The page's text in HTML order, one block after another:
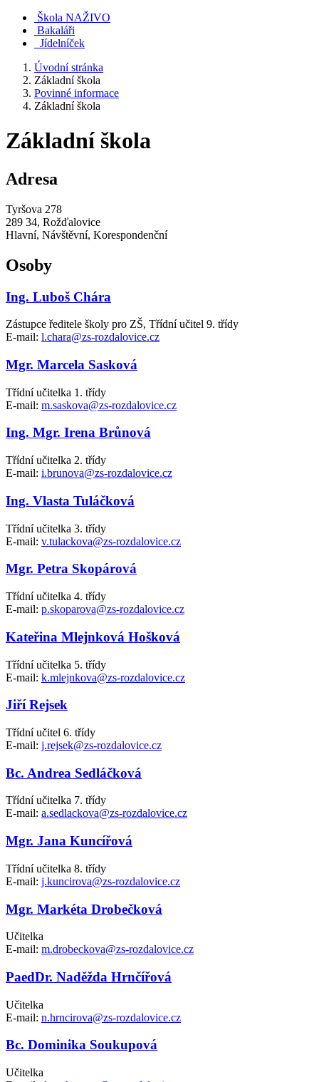
Škola NAŽIVO
Bakaláři
Jídelníček
Úvodní stránka
Základní škola
Povinné informace
Základní škola
Základní škola
Adresa
Tyršova 278
289 34, Rožďalovice
Hlavní, Návštěvní, Korespondenční
Osoby
Ing. Luboš Chára
Zástupce ředitele školy pro ZŠ, Třídní učitel 9. třídy
E-mail: l.chara@zs-rozdalovice.cz
Mgr. Marcela Sasková
Třídní učitelka 1. třídy
E-mail: m.saskova@zs-rozdalovice.cz
Ing. Mgr. Irena Brůnová
Třídní učitelka 2. třídy
E-mail: i.brunova@zs-rozdalovice.cz
Ing. Vlasta Tuláčková
Třídní učitelka 3. třídy
E-mail: v.tulackova@zs-rozdalovice.cz
Mgr. Petra Skopárová
Třídní učitelka 4. třídy
E-mail: p.skoparova@zs-rozdalovice.cz
Kateřina Mlejnková Hošková
Třídní učitelka 5. třídy
E-mail: k.mlejnkova@zs-rozdalovice.cz
Jiří Rejsek
Třídní učitel 6. třídy
E-mail: j.rejsek@zs-rozdalovice.cz
Bc. Andrea Sedláčková
Třídní učitelka 7. třídy
E-mail: a.sedlackova@zs-rozdalovice.cz
Mgr. Jana Kuncířová
Třídní učitelka 8. třídy
E-mail: j.kuncirova@zs-rozdalovice.cz
Mgr. Markéta Drobečková
Učitelka
E-mail: m.drobeckova@zs-rozdalovice.cz
PaedDr. Naděžda Hrnčířová
Učitelka
E-mail: n.hrncirova@zs-rozdalovice.cz
Bc. Dominika Soukupová
Učitelka